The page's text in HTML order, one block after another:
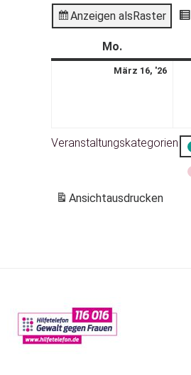
Anzeigen alsRaster
Mo.
März 16, '26
Veranstaltungskategorien
Ansichtausdrucken